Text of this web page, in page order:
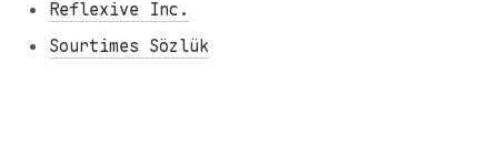
Reflexive Inc.
Sourtimes Sözlük